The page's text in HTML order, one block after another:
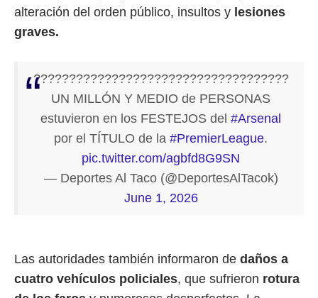
alteración del orden público, insultos y lesiones
graves.
????????????????????????????????????
UN MILLÓN Y MEDIO de PERSONAS
estuvieron en los FESTEJOS del #Arsenal
por el TÍTULO de la #PremierLeague.
pic.twitter.com/agbfd8G9SN
— Deportes Al Taco (@DeportesAlTacok)
June 1, 2026
Las autoridades también informaron de daños a
cuatro vehículos policiales, que sufrieron rotura